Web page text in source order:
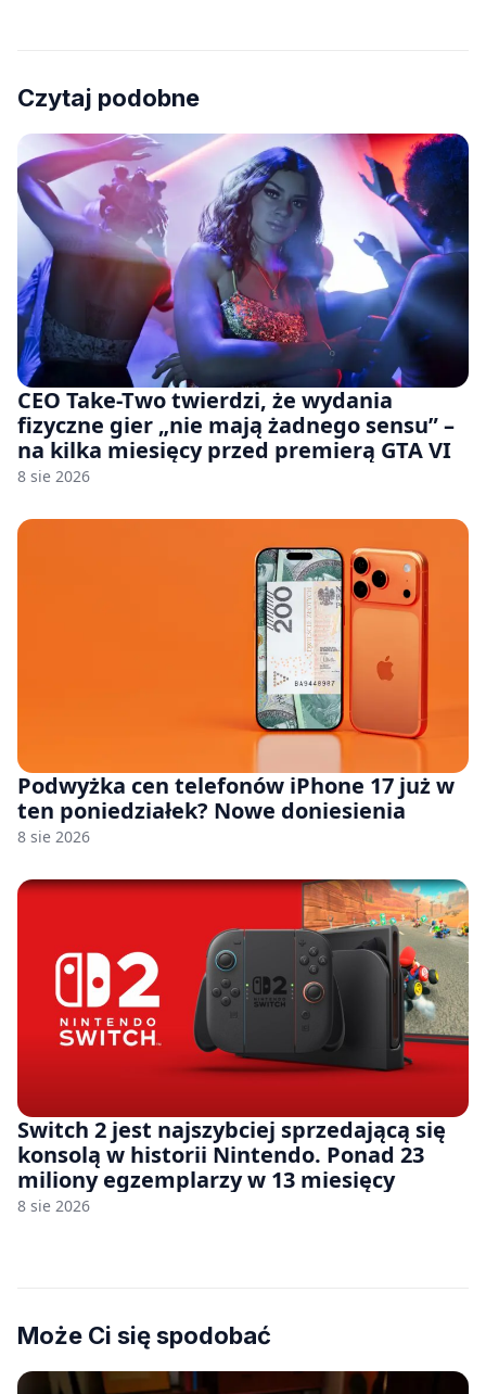
Czytaj podobne
CEO Take-Two twierdzi, że wydania
fizyczne gier „nie mają żadnego sensu” –
na kilka miesięcy przed premierą GTA VI
8 sie 2026
Podwyżka cen telefonów iPhone 17 już w
ten poniedziałek? Nowe doniesienia
8 sie 2026
Switch 2 jest najszybciej sprzedającą się
konsolą w historii Nintendo. Ponad 23
miliony egzemplarzy w 13 miesięcy
8 sie 2026
Może Ci się spodobać